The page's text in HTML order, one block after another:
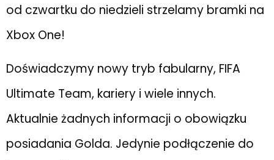
od czwartku do niedzieli strzelamy bramki na
Xbox One!
Doświadczymy nowy tryb fabularny, FIFA
Ultimate Team, kariery i wiele innych.
Aktualnie żadnych informacji o obowiązku
posiadania Golda. Jedynie podłączenie do